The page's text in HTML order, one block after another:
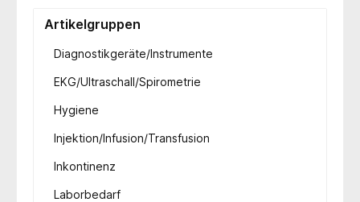
Artikelgruppen
Diagnostikgeräte/Instrumente
EKG/Ultraschall/Spirometrie
Hygiene
Injektion/Infusion/Transfusion
Inkontinenz
Laborbedarf